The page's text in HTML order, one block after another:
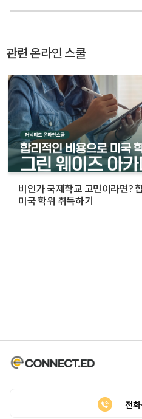
관련 온라인 스쿨
비인가 국제학교 고민이라면?
미국 학위 취득하기
전